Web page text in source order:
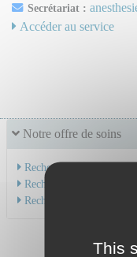
Notre offre de soins
Recherche par service
Recherche par spécialité
Recherche par médecin
Secrétariat :
Accéder au service
This